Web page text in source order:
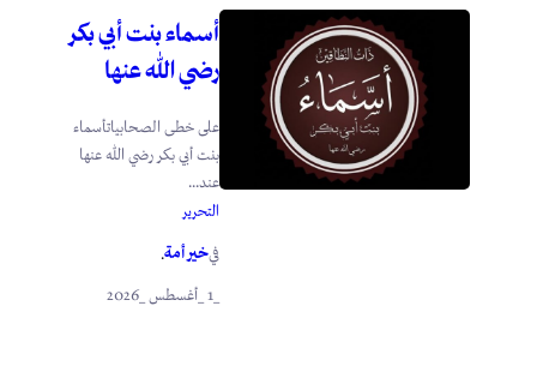
أسماء بنت أبي بكر
رضي الله عنها
على خطى الصحابياتأسماء
بنت أبي بكر رضي الله عنها
عند...
التحرير
فيخير أمة.
_1 _أغسطس _2026